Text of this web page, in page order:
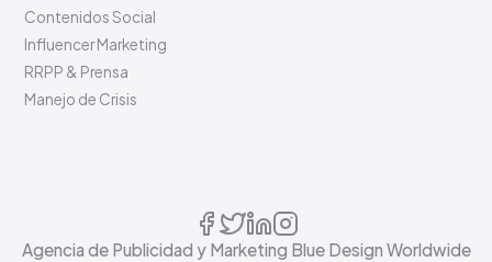
Contenidos Social
Influencer Marketing
RRPP & Prensa
Manejo de Crisis
Agencia de Publicidad y Marketing Blue Design Worldwide